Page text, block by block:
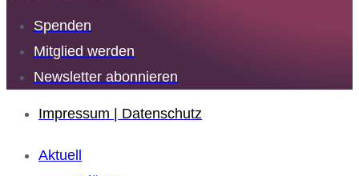
Spenden
Mitglied werden
Newsletter abonnieren
Impressum | Datenschutz
Aktuell